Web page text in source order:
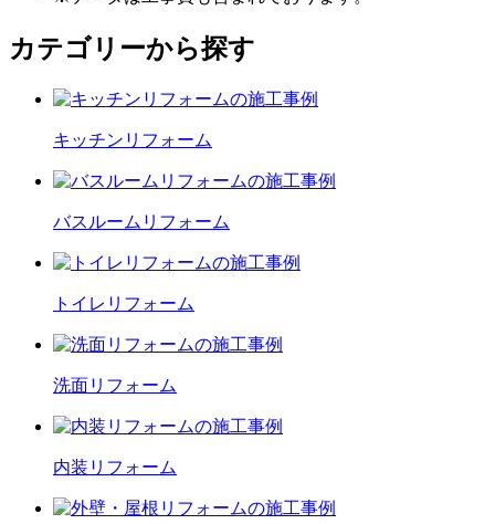
カテゴリーから探す
キッチン リフォーム
バスルーム リフォーム
トイレ リフォーム
洗面リフォーム
内装 リフォーム